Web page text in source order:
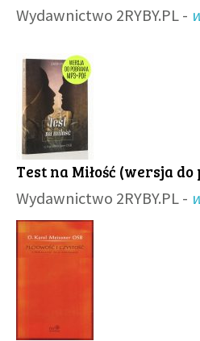
Wydawnictwo 2RYBY.PL -
Test na Miłość (wersja
Wydawnictwo 2RYBY.PL -